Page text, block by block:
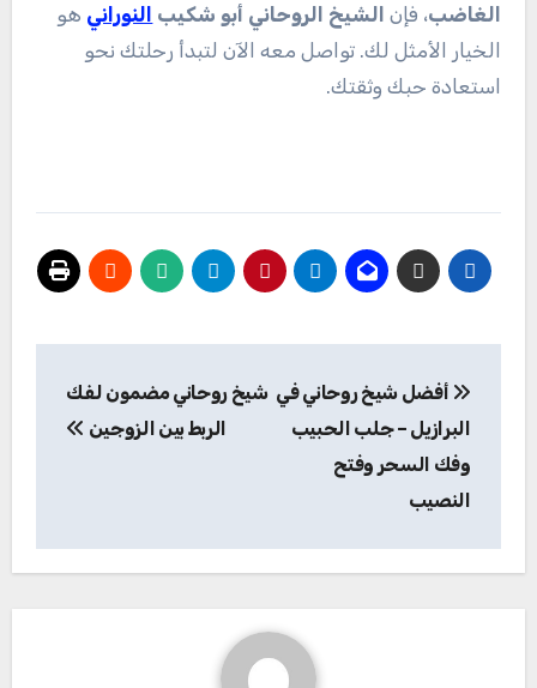
الغاضب، فإن الشيخ الروحاني أبو شكيب النوراني هو
الخيار الأمثل لك. تواصل معه الآن لتبدأ رحلتك نحو
استعادة حبك وثقتك.
المقالات
أفضل شيخ روحاني في
البرازيل – جلب الحبيب
وفك السحر وفتح
النصيب
شيخ روحاني مضمون لفك
الربط بين الزوجين